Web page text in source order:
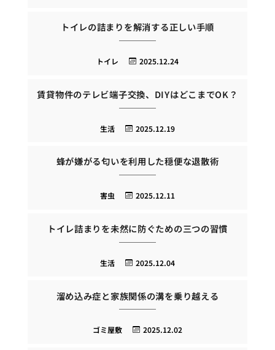
トイレの詰まりを解消する正しい手順
2025.12.24
トイレ
賃貸物件のテレビ端子交換、DIYはどこまでOK？
2025.12.19
生活
蜂が嫌がる匂いを利用した穏便な退散術
2025.12.11
害虫
トイレ詰まりを未然に防ぐための三つの習慣
2025.12.04
生活
溜め込み症と家族関係の溝を乗り越える
2025.12.02
ゴミ屋敷